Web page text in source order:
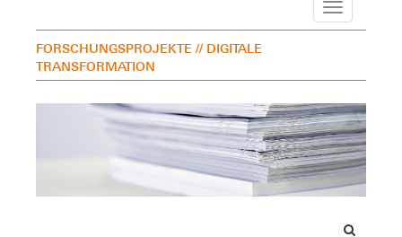
Navigation
FORSCHUNGSPROJEKTE // DIGITALE
TRANSFORMATION